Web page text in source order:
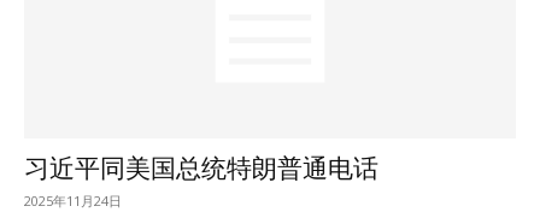
习近平同美国总统特朗普通电话
2025年11月24日